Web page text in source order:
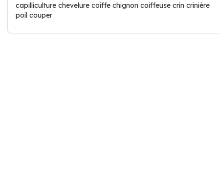
capilliculture chevelure coiffe chignon coiffeuse crin crinière
poil couper